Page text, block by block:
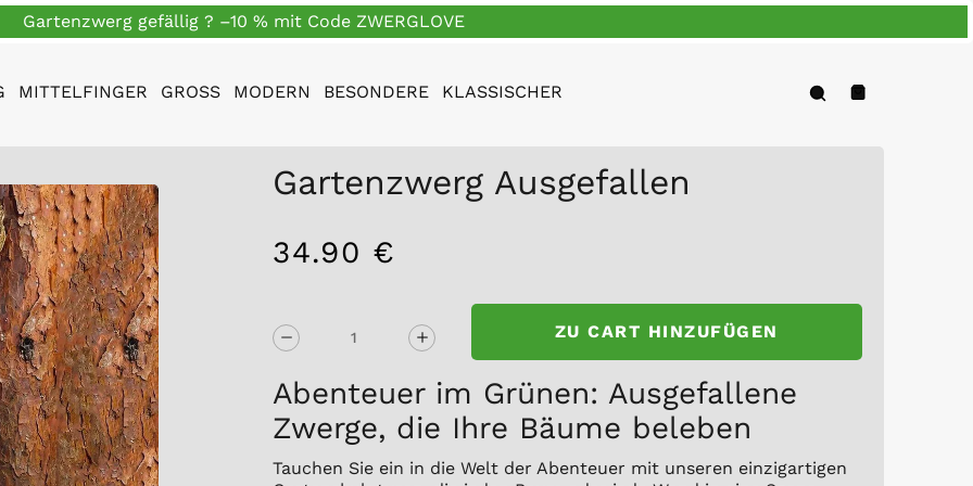
Gartenzwerg gefällig ? –10 % mit Code ZWERGLOVE
MITTELFINGER GROSS MODERN BESONDERE KLASSISCHER Forschung
Warenkorb
Gartenzwerg Ausgefallen
34.90 €
/
ZU CART HINZUFÜGEN
Abenteuer im Grünen: Ausgefallene
Zwerge, die Ihre Bäume beleben
Tauchen Sie ein in die Welt der Abenteuer mit unseren einzigartigen